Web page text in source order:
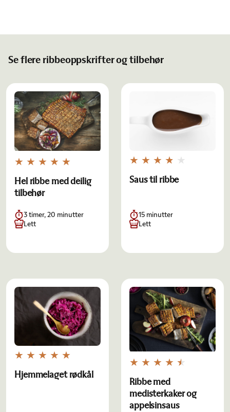
Se flere ribbeoppskrifter og tilbehør
Hel ribbe med deilig
tilbehør
3 timer, 20 minutter
Lett
Saus til ribbe
15 minutter
Lett
Hjemmelaget rødkål
Ribbe med
medisterkaker og
appelsinsaus